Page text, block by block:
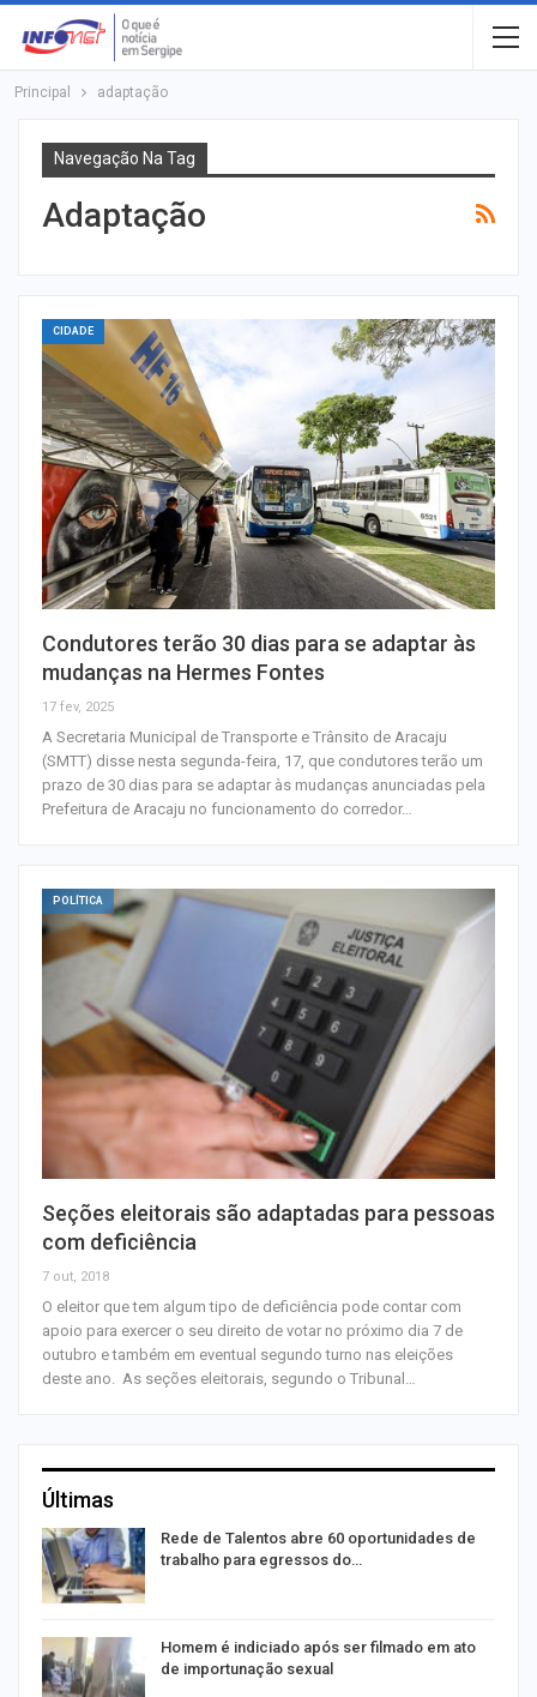
Principal adaptação
Navegação Na Tag
Adaptação
CIDADE
Condutores terão 30 dias para se adaptar às
mudanças na Hermes Fontes
17 fev, 2025
A Secretaria Municipal de Transporte e Trânsito de Aracaju
(SMTT) disse nesta segunda-feira, 17, que condutores terão um
prazo de 30 dias para se adaptar às mudanças anunciadas pela
Prefeitura de Aracaju no funcionamento do corredor…
POLÍTICA
Seções eleitorais são adaptadas para pessoas
com deficiência
7 out, 2018
O eleitor que tem algum tipo de deficiência pode contar com
apoio para exercer o seu direito de votar no próximo dia 7 de
outubro e também em eventual segundo turno nas eleições
deste ano. As seções eleitorais, segundo o Tribunal…
Últimas
Rede de Talentos abre 60 oportunidades de
trabalho para egressos do…
Homem é indiciado após ser filmado em ato
de importunação sexual